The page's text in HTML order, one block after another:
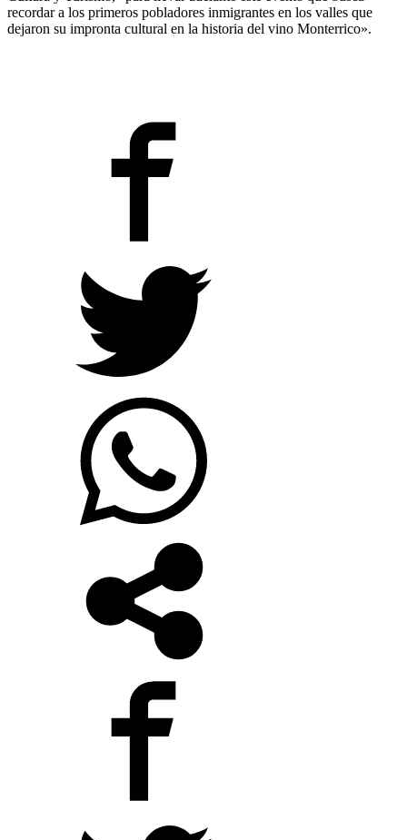
recordar a los primeros pobladores inmigrantes en los valles que
dejaron su impronta cultural en la historia del vino Monterrico».